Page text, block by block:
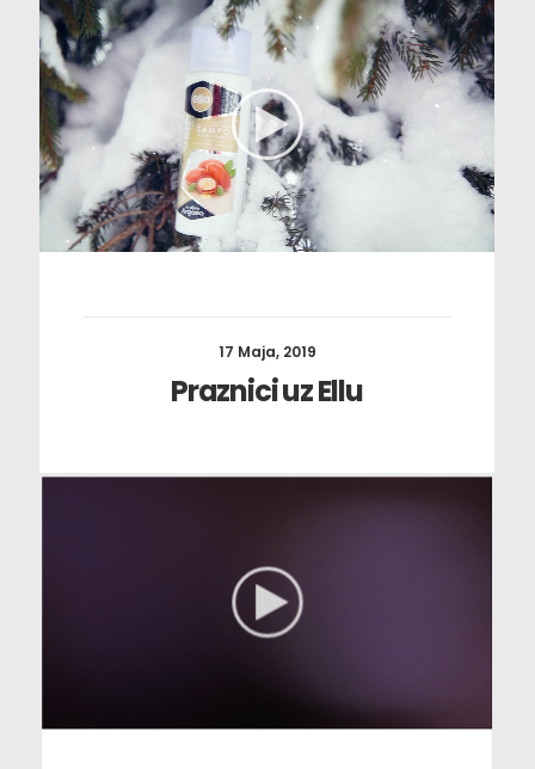
17 Maja, 2019
Praznici uz Ellu